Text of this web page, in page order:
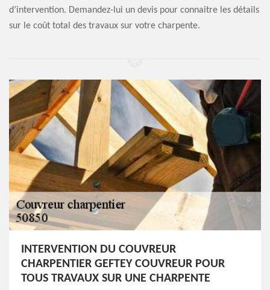
d’intervention. Demandez-lui un devis pour connaitre les détails
sur le coût total des travaux sur votre charpente.
INTERVENTION DU COUVREUR
CHARPENTIER GEFTEY COUVREUR POUR
TOUS TRAVAUX SUR UNE CHARPENTE